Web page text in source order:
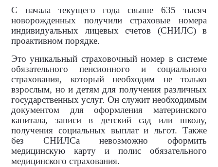
С начала текущего года свыше 635 тысяч
новорожденных получили страховые номера
индивидуальных лицевых счетов (СНИЛС) в
проактивном порядке.
Это уникальный страховочный номер в системе
обязательного пенсионного и социального
страхования, который необходим не только
взрослым, но и детям для получения различных
государственных услуг. Он служит необходимым
документом для оформления материнского
капитала, записи в детский сад или школу,
получения социальных выплат и льгот. Также
без СНИЛСа невозможно оформить
медицинскую карту и полис обязательного
медицинского страхования.